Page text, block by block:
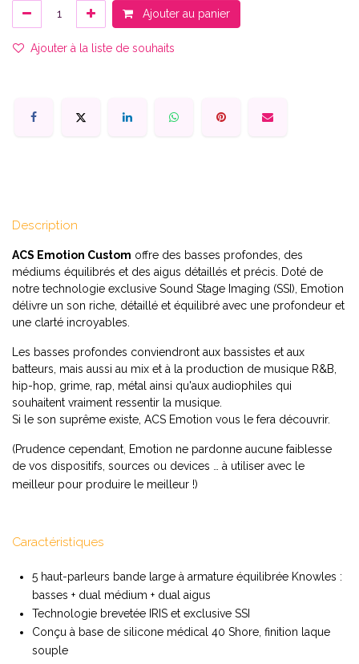
Ajouter au panier
Ajouter à la liste de souhaits
Description
ACS Emotion Custom offre des basses profondes, des
médiums équilibrés et des aigus détaillés et précis. Doté de
notre technologie exclusive Sound Stage Imaging (SSI), Emotion
délivre un son riche, détaillé et équilibré avec une profondeur et
une clarté incroyables.
Les basses profondes conviendront aux bassistes et aux
batteurs, mais aussi au mix et à la production de musique R&B,
hip-hop, grime, rap, métal ainsi qu'aux audiophiles qui
souhaitent vraiment ressentir la musique.
Si le son suprême existe, ACS Emotion vous le fera découvrir.
(Prudence cependant, Emotion ne pardonne aucune faiblesse
de vos dispositifs, sources ou devices … à utiliser avec le
meilleur pour produire le meilleur !)
Caractéristiques
5 haut-parleurs bande large à armature équilibrée Knowles :
basses + dual médium + dual aigus
Technologie brevetée IRIS et exclusive SSI
Conçu à base de silicone médical 40 Shore, finition laque
souple